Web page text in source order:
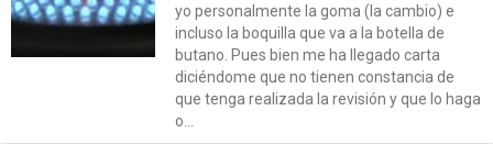
yo personalmente la goma (la cambio) e
incluso la boquilla que va a la botella de
butano. Pues bien me ha llegado carta
diciéndome que no tienen constancia de
que tenga realizada la revisión y que lo haga
o...